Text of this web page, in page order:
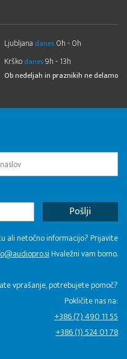
Ljubljana danes 0h - 0h
Krško danes9h - 13h
Ob nedeljah in praznikih ne delamo
ali netočno informacijo? Prijavite
Hvaležni vam bomo.
vprašanje, potrebujete pomoč?
Pokličite nas na:
+386 (7) 490 11 55
+386 (1) 524 01 78